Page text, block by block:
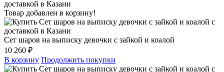
Товар добавлен в корзину!
Сет шаров на выписку девочки с зайкой и коалой
10 260 ₽
В корзину Продолжить покупки